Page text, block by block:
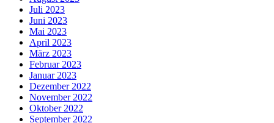
Juli 2023
Juni 2023
Mai 2023
April 2023
März 2023
Februar 2023
Januar 2023
Dezember 2022
November 2022
Oktober 2022
September 2022